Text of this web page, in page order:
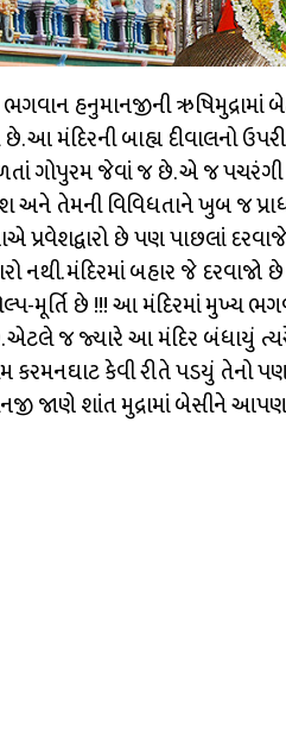
ભગવાન હનુમાનજીની
છે. આ મંદિરની બાહ્ય દીવાલનો
ગોપુરમ જેવાં જ છે. એ જ પચરંગી
અને તેમની વિવિધતાને ખુબ જ
છે પણ પાછલાં
નથી. મંદિરમાં બહાર જે
છે !!! આ મંદિરમાં મુખ્ય
એટલે જ જ્યારે આ મંદિર બંધાયું
કરમનઘાટ કેવી રીતે પડયું
જાણે શાંત મુદ્રામાં બેસીને